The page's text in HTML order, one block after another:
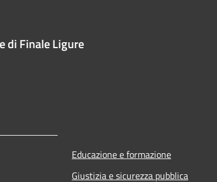
di Finale Ligure
Educazione e formazione
Giustizia e sicurezza pubblica